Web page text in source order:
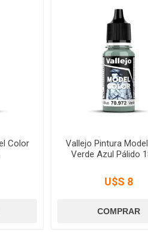
Color
Vallejo Pintura
Verde Azul Pálido
U$S 8